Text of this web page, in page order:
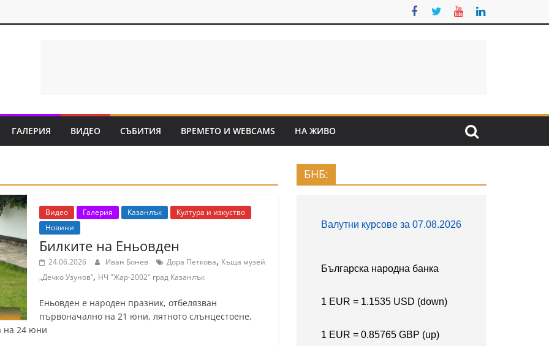
ГАЛЕРИЯ ВИДЕО СЪБИТИЯ ВРЕМЕТО И WEBCAMS НА ЖИВО
Видео Галерия Казанлък
Култура и изкуство
Новини
Билките на Еньовден
24.06.2026 Иван Бонев Дора Петкова, Къща музей
„Дечко Узунов“, НЧ "Жар-2002" град Казанлък
Еньовден е народен празник, отбелязван
първоначално на 21 юни, лятното слънцестоене,
на 24 юни
БНБ: